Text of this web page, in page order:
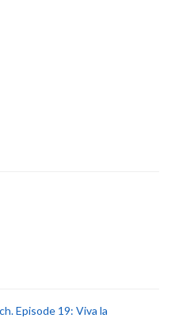
Episode 19: Viva la